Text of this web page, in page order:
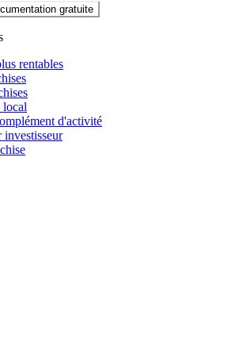
gratuite
rentables
local
d'activité
investisseur